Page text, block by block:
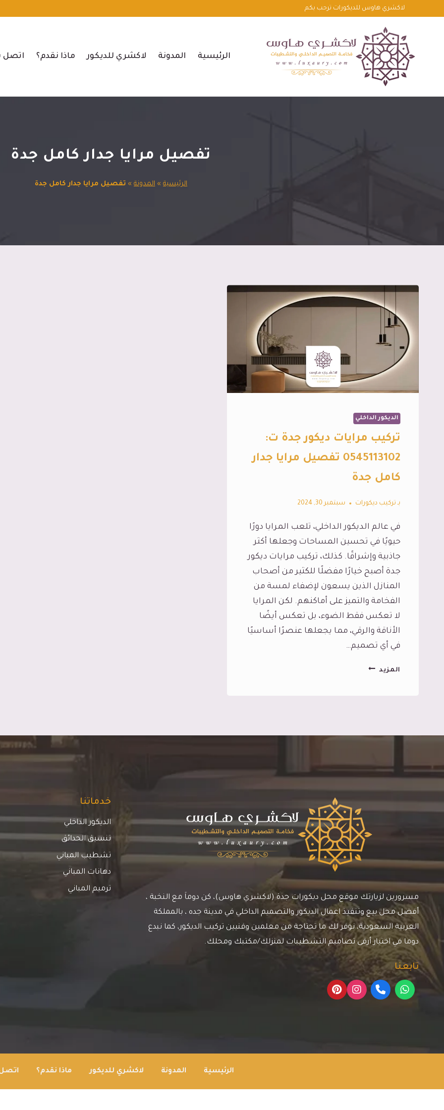
لاكشري هاوس للديكورات ترحب بكم
الرئيسية المدونة لاكشري للديكور ماذا نقدم؟ اتصل
تفصيل مرايا جدار كامل جدة
الرئيسية » المدونة » تفصيل مرايا جدار كامل جدة
الديكور الداخلي
تركيب مرايات ديكور جدة ت:
0545113102 تفصيل مرايا جدار
كامل جدة
بـ تركيب ديكورات سبتمبر 30, 2024
في عالم الديكور الداخلي، تلعب المرايا دورًا
حيويًا في تحسين المساحات وجعلها أكثر
جاذبية وإشراقًا. كذلك، تركيب مرايات ديكور
جدة أصبح خيارًا مفضلًا للكثير من أصحاب
المنازل الذين يسعون لإضفاء لمسة من
الفخامة والتميز على أماكنهم. لكن المرايا
لا تعكس فقط الضوء، بل تعكس أيضًا
الأناقة والرقي، مما يجعلها عنصرًا أساسيًا
في أي تصميم…
المزيدتركيب
مرايا
مسرورين لزيارتك موقع محل ديكورات جدة (لاكشري هاوس)، كن دوماَ مع النخبة ،
أفضل محل بيع وتنفيذ اعمال الديكور والتصميم الداخلي في مدينة جده ، بالمملكة
العربية السعودية، نوفر لك ما تحتاجة من معلمين وفنيين تركيب الديكور، كما نبدع
دوما في اختيار أرقى تصاميم التشطيبات لمنزلك/مكتبك ومحلك.
تابعنا
خدماتنا
الديكور الداخلي
تنسيق الحدائق
تشطيب المباني
دهانات المباني
ترميم المباني
الرئيسية المدونة لاكشري للديكور ماذا نقدم؟ اتصل